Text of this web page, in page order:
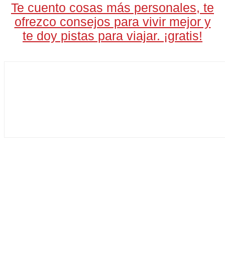
Te cuento cosas más personales, te
ofrezco consejos para vivir mejor y
te doy pistas para viajar. ¡gratis!